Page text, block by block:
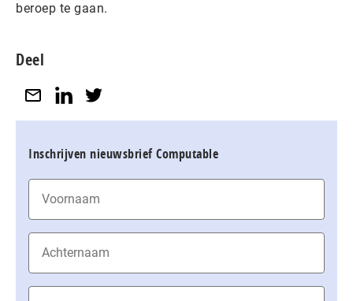
beroep te gaan.
Deel
Inschrijven nieuwsbrief Computable